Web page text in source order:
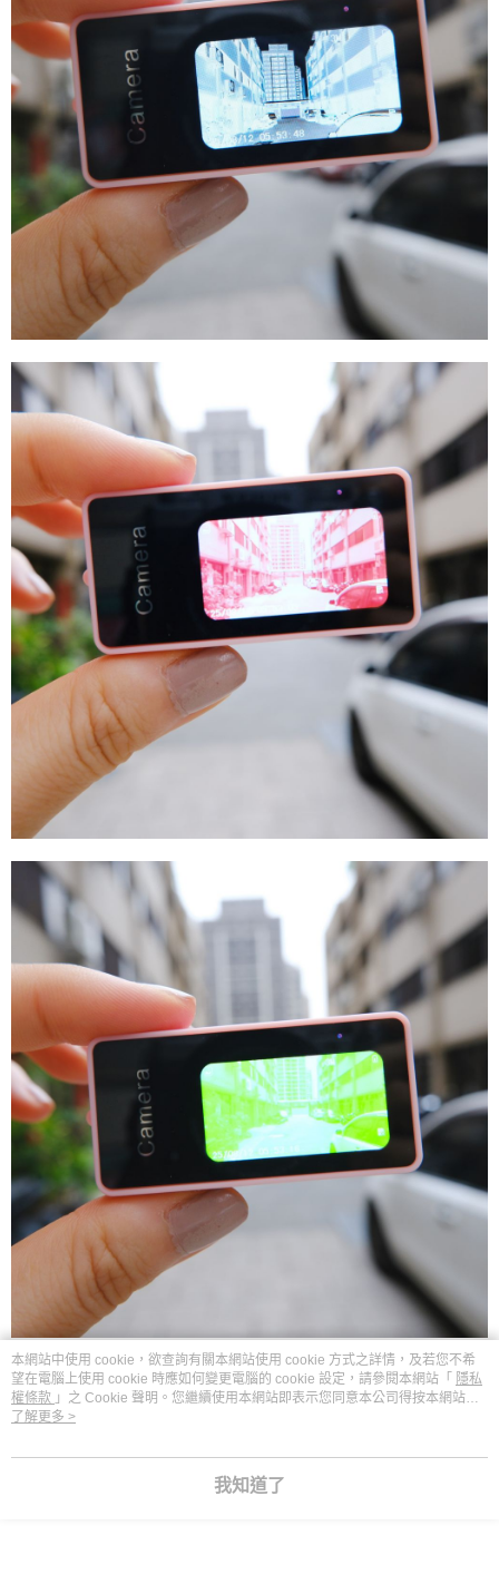
相機共有6款內建濾鏡效果－
拍照或綠影皆可套用哦！
本網站中使用 cookie，欲查詢有關本網站使用 cookie 方式之詳情，及若您不希
望在電腦上使用 cookie 時應如何變更電腦的 cookie 設定，請參閱本網站「 隱私
權條款 」之 Cookie 聲明。您繼續使用本網站即表示您同意本公司得按本網站使
用條款之 Cookie 聲明使用 cookie。
了解更多 >
我知道了